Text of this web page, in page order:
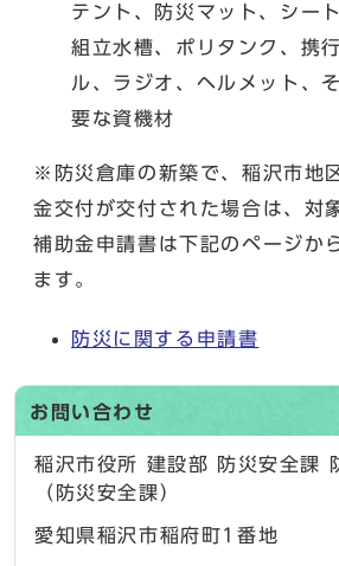
テント、防災マット、シー
組立水槽、ポリタンク、携
ル、ラジオ、ヘルメット、
要な資機材
※防災倉庫の新築で、稲沢市地
金交付が交付された場合は、対
補助金申請書は下記のページか
ます。
防災に関する申請書
お問い合わせ
稲沢市役所 建設部 防災安全課
（防災安全課）
愛知県稲沢市稲府町1番地